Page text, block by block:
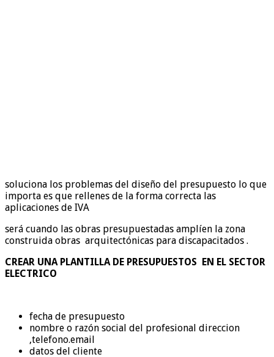
soluciona los problemas del diseño del presupuesto lo que
importa es que rellenes de la forma correcta las
aplicaciones de IVA
será cuando las obras presupuestadas amplíen la zona
construida obras arquitectónicas para discapacitados .
CREAR UNA PLANTILLA DE PRESUPUESTOS EN EL SECTOR
ELECTRICO
fecha de presupuesto
nombre o razón social del profesional direccion
,telefono.email
datos del cliente